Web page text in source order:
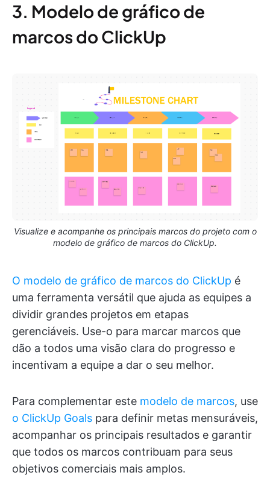
3. Modelo de gráfico de
marcos do ClickUp
Visualize e acompanhe os principais marcos do projeto com o
modelo de gráfico de marcos do ClickUp.
O modelo de gráfico de marcos do ClickUp é
uma ferramenta versátil que ajuda as equipes a
dividir grandes projetos em etapas
gerenciáveis. Use-o para marcar marcos que
dão a todos uma visão clara do progresso e
incentivam a equipe a dar o seu melhor.
Para complementar este modelo de marcos, use
o ClickUp Goals para definir metas mensuráveis,
acompanhar os principais resultados e garantir
que todos os marcos contribuam para seus
objetivos comerciais mais amplos.